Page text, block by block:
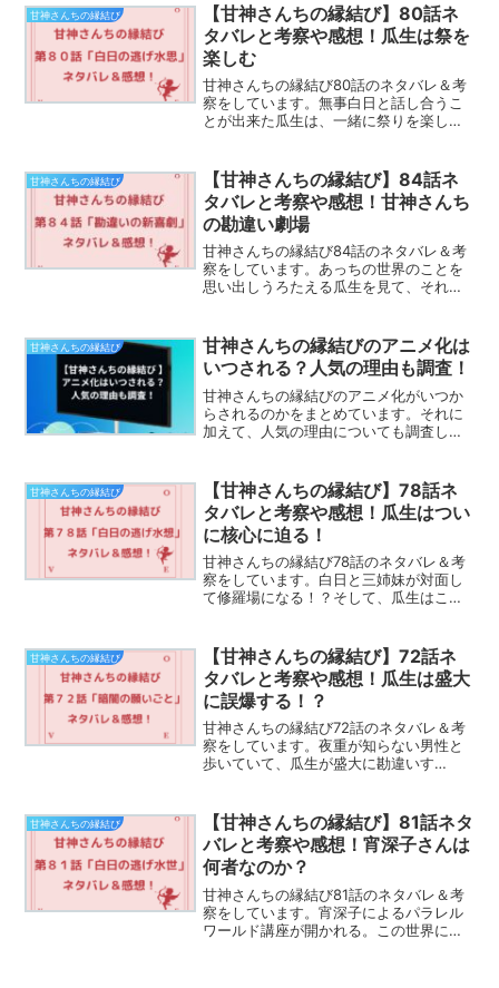
甘神さんちの縁結び
【甘神さんちの縁結び】80話ネ
タバレと考察や感想！瓜生は祭を
楽しむ
甘神さんちの縁結び80話のネタバレ＆考
察をしています。無事白日と話し合うこ
とが出来た瓜生は、一緒に祭りを楽しむ
び】80話ネタバレと考察や感想！瓜生は
祭を楽しむ。
甘神さんちの縁結び
【甘神さんちの縁結び】84話ネ
タバレと考察や感想！甘神さんち
の勘違い劇場
甘神さんちの縁結び84話のネタバレ＆考
察をしています。あっちの世界のことを
思い出しうろたえる瓜生を見て、それぞ
や感想！甘神さんちの勘違い劇場。ぜひ
ご覧ください。
甘神さんちの縁結び
甘神さんちの縁結びのアニメ化は
いつされる？人気の理由も調査！
甘神さんちの縁結びのアニメ化がいつか
らされるのかをまとめています。それに
加えて、人気の理由についても調査しま
す！
甘神さんちの縁結び
【甘神さんちの縁結び】78話ネ
タバレと考察や感想！瓜生はつい
に核心に迫る！
甘神さんちの縁結び78話のネタバレ＆考
察をしています。白日と三姉妹が対面し
て修羅場になる！？そして、瓜生はこの
考察や感想！瓜生はついに核心に迫る！
ぜひご覧ください。
甘神さんちの縁結び
【甘神さんちの縁結び】72話ネ
タバレと考察や感想！瓜生は盛大
に誤爆する！？
甘神さんちの縁結び72話のネタバレ＆考
察をしています。夜重が知らない男性と
歩いていて、瓜生が盛大に勘違いす
と考察や感想！瓜生は盛大に誤爆す
る！？ぜひご覧ください。
甘神さんちの縁結び
【甘神さんちの縁結び】81話ネタ
バレと考察や感想！宵深子さんは
何者なのか？
甘神さんちの縁結び81話のネタバレ＆考
察をしています。宵深子によるパラレル
ワールド講座が開かれる。この世界に来